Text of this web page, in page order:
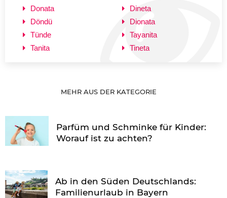
Donata
Döndü
Tünde
Tanita
Dineta
Dionata
Tayanita
Tineta
MEHR AUS DER KATEGORIE
Parfüm und Schminke für Kinder:
Worauf ist zu achten?
Ab in den Süden Deutschlands:
Familienurlaub in Bayern